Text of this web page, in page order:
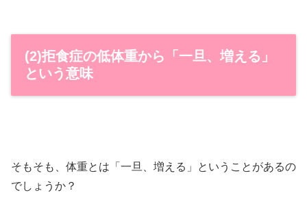
(2)拒食症の低体重から「一旦、増える」
という意味
そもそも、体重とは「一旦、増える」ということがあるの
でしょうか？